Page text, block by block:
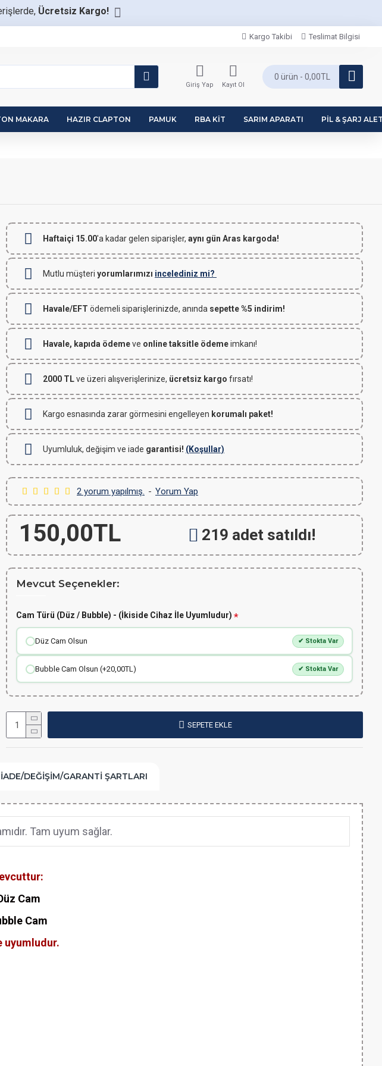
Ücretsiz Kargo!
Kargo Takibi Teslimat Bilgisi
Giriş Yap Kayıt Ol
0 ürün - 0,00TL
MAKARA HAZIR CLAPTON PAMUK RBA KIT SARIM APARATI PIL & ŞARJ
Haftaiçi 15.00'a kadar gelen siparişler, aynı gün Aras kargoda!
Mutlu müşteri yorumlarımızı incelediniz mi?
Havale/EFT ödemeli siparişlerinizde, anında sepette %5 indirim!
Havale, kapıda ödemeve online taksitle ödemeimkanı!
2000 TLve üzeri alışverişlerinize, ücretsiz kargo fırsatı!
Kargo esnasında zarar görmesini engelleyen korumalı paket!
Uyumluluk, değişim ve iade garantisi! (Koşullar)
2 yorum yapılmış. - Yorum Yap
150,00TL 219 adet satıldı!
Mevcut Seçenekler:
Cam Türü (Düz / Bubble) - (İkiside Cihaz İle Uyumludur)
Düz Cam Olsun ✔ Stokta Var
Bubble Cam Olsun (+20,00TL) ✔ Stokta Var
SEPETE EKLE
İADE/DEĞIŞIM/GARANTI ŞARTLARI
Tam uyum sağlar.
Cam
Cam
uyumludur.